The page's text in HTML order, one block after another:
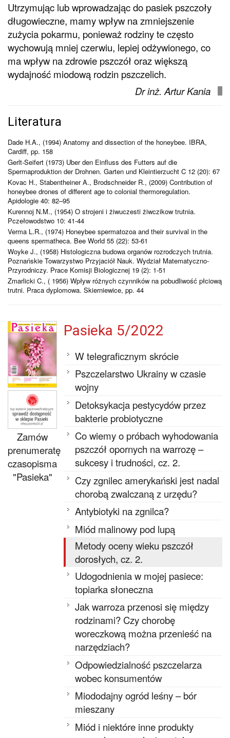
Utrzymując lub wprowadzając do pasiek pszczoły
długowieczne, mamy wpływ na zmniejszenie
zużycia pokarmu, ponieważ rodziny te często
wychowują mniej czerwiu, lepiej odżywionego, co
ma wpływ na zdrowie pszczół oraz większą
wydajność miodową rodzin pszczelich.
Dr inż. Artur Kania
Literatura
Dade H.A., (1994) Anatomy and dissection of the honeybee. IBRA,
Cardiff, pp. 158
Gerlt-Seifert (1973) Uber den Einfluss des Futters auf die
Spermaproduktion der Drohnen. Garten und Kleintierzucht C 12 (20): 67
Kovac H., Stabentheiner A., Brodschneider R., (2009) Contribution of
honeybee drones of different age to colonial thermoregulation.
Apidologie 40: 82–95
Kurennoj N.M., (1954) O strojeni i żiwuczesti żiwczikow trutnia.
Pczełowodstwo 10: 41-44
Verma L.R., (1974) Honeybee spermatozoa and their survival in the
queens spermatheca. Bee World 55 (22): 53-61
Woyke J., (1958) Histologiczna budowa organów rozrodczych trutnia.
Poznańskie Towarzystwo Przyjaciół Nauk. Wydział Matematyczno-
Przyrodniczy. Prace Komisji Biologicznej 19 (2): 1-51
Zmarlicki C., ( 1956) Wpływ różnych czynników na pobudliwość płciową
trutni. Praca dyplomowa. Skierniewice, pp. 44
Zamów
prenumeratę
czasopisma
"Pasieka"
Pasieka 5/2022
W telegraficznym skrócie
Pszczelarstwo Ukrainy w czasie
wojny
Detoksykacja pestycydów przez
bakterie probiotyczne
Co wiemy o próbach wyhodowania
pszczół opornych na warrozę –
sukcesy i trudności, cz. 2.
Czy zgnilec amerykański jest nadal
chorobą zwalczaną z urzędu?
Antybiotyki na zgnilca?
Miód malinowy pod lupą
Metody oceny wieku pszczół
dorosłych, cz. 2.
Udogodnienia w mojej pasiece:
topiarka słoneczna
Jak warroza przenosi się między
rodzinami? Czy chorobę
woreczkową można przenieść na
narzędziach?
Odpowiedzialność pszczelarza
wobec konsumentów
Miododajny ogród leśny – bór
mieszany
Miód i niektóre inne produkty